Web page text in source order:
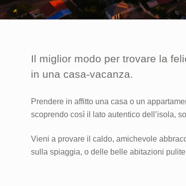
Il miglior modo per trovare la
in una casa-vacanza.
Prendere in affitto una casa o un
scoprendo così il lato autentico dell’isola,
Vieni a provare il caldo, amichevole
sulla spiaggia, o delle belle abitazioni